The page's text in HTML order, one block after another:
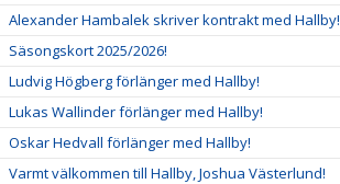
Alexander Hambalek skriver kontrakt med Hallby!
Säsongskort 2025/2026!
Ludvig Högberg förlänger med Hallby!
Lukas Wallinder förlänger med Hallby!
Oskar Hedvall förlänger med Hallby!
Varmt välkommen till Hallby, Joshua Västerlund!